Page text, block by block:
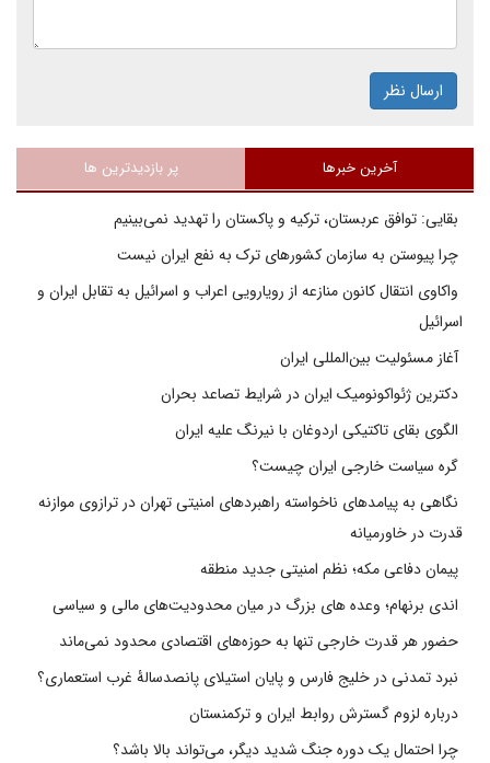
ارسال نظر
آخرین خبرها پر بازدیدترین ها
بقایی: توافق عربستان، ترکیه و پاکستان را تهدید نمی‌بینیم
چرا پیوستن به سازمان کشورهای ترک به نفع ایران نیست
واکاوی انتقال کانون منازعه از رویارویی اعراب و اسرائیل به تقابل ایران و
اسرائیل
آغاز مسئولیت بین‌المللی ایران
دکترین ژئواکونومیک ایران در شرایط تصاعد بحران
الگوی بقای تاکتیکی اردوغان با نیرنگ علیه ایران
گره سیاست خارجی ایران چیست؟
نگاهی به پیامدهای ناخواسته راهبردهای امنیتی تهران در ترازوی موازنه
قدرت در خاورمیانه
پیمان دفاعی مکه؛ نظم امنیتی جدید منطقه
اندی برنهام؛ وعده های بزرگ در میان محدودیت‌های مالی و سیاسی
حضور هر قدرت خارجی تنها به حوزه‌های اقتصادی محدود نمی‌ماند
نبرد تمدنی در خلیج فارس و پایان استیلای پانصدسالۀ غرب استعماری؟
درباره لزوم گسترش روابط ایران و ترکمنستان
چرا احتمال یک دوره جنگ شدید دیگر، می‌تواند بالا باشد؟